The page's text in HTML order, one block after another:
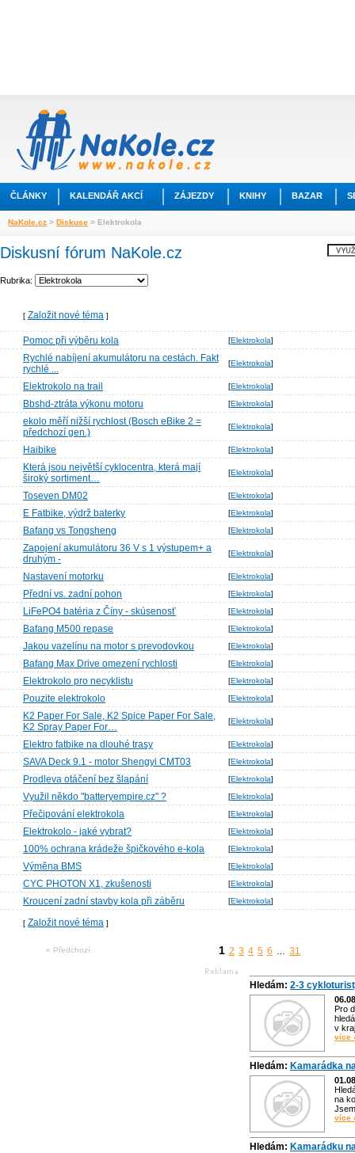
ČLÁNKY KALENDÁŘ AKCÍ ZÁJEZDY KNIHY BAZAR
NaKole.cz > Diskuse > Elektrokola
Diskusní fórum NaKole.cz
Rubrika:
[ Založit nové téma ]
Pomoc při výběru kola [Elektrokola]
Rychlé nabíjení akumulátoru na cestách. Fakt
rychlé ...
[Elektrokola]
Elektrokolo na trail [Elektrokola]
Bbshd-ztráta výkonu motoru [Elektrokola]
ekolo měří nižší rychlost (Bosch eBike 2 =
předchozí gen.)
[Elektrokola]
Haibike [Elektrokola]
Která jsou největší cyklocentra, která mají
široký sortiment…
[Elektrokola]
Toseven DM02 [Elektrokola]
E Fatbike, výdrž baterky [Elektrokola]
Bafang vs Tongsheng [Elektrokola]
Zapojení akumulátoru 36 V s 1 výstupem+ a
druhým -
[Elektrokola]
Nastavení motorku [Elektrokola]
Přední vs. zadní pohon [Elektrokola]
LiFePO4 batéria z Číny - skúsenosť [Elektrokola]
Bafang M500 repase [Elektrokola]
Jakou vazelínu na motor s prevodovkou [Elektrokola]
Bafang Max Drive omezení rychlosti [Elektrokola]
Elektrokolo pro necyklistu [Elektrokola]
Pouzite elektrokolo [Elektrokola]
K2 Paper For Sale, K2 Spice Paper For Sale,
K2 Spray Paper For…
[Elektrokola]
Elektro fatbike na dlouhé trasy [Elektrokola]
SAVA Deck 9.1 - motor Shengyi CMT03 [Elektrokola]
Prodleva otáčení bez šlapání [Elektrokola]
Využil někdo "batteryempire.cz" ? [Elektrokola]
Přečipování elektrokola [Elektrokola]
Elektrokolo - jaké vybrat? [Elektrokola]
100% ochrana krádeže špičkového e-kola [Elektrokola]
Výměna BMS [Elektrokola]
CYC PHOTON X1, zkušenosti [Elektrokola]
Kroucení zadní stavby kola při záběru [Elektrokola]
[ Založit nové téma ]
« Předchozí 1 2 3 4 5 6 31
Hledám: 2-3
Pro
v
více
Hledám: Kamarádka
na
více
Hledám: Kamarádku